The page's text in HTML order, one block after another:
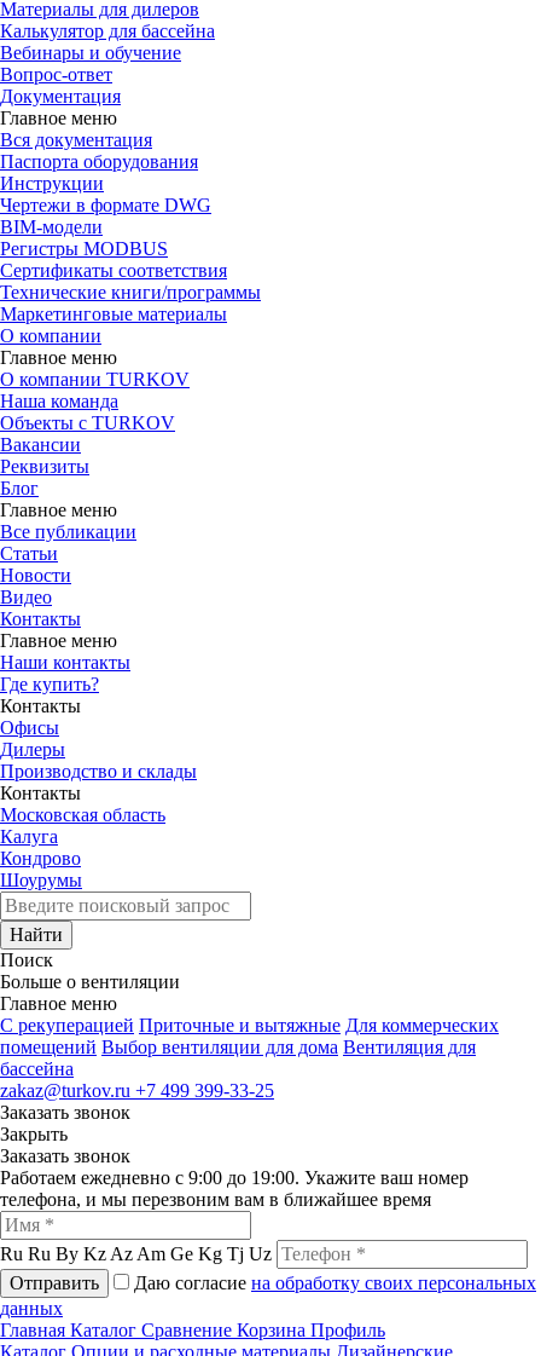
Материалы для дилеров
Калькулятор для бассейна
Вебинары и обучение
Вопрос-ответ
Документация
Главное меню
Вся документация
Паспорта оборудования
Инструкции
Чертежи в формате DWG
BIM-модели
Регистры MODBUS
Сертификаты соответствия
Технические книги/программы
Маркетинговые материалы
О компании
Главное меню
О компании TURKOV
Наша команда
Объекты с TURKOV
Вакансии
Реквизиты
Блог
Главное меню
Все публикации
Статьи
Новости
Видео
Контакты
Главное меню
Наши контакты
Где купить?
Контакты
Офисы
Дилеры
Производство и склады
Контакты
Московская область
Калуга
Кондрово
Шоурумы
Найти
Поиск
Больше о вентиляции
Главное меню
C рекуперацией Приточные и вытяжные Для коммерческих
помещений Выбор вентиляции для дома Вентиляция для
бассейна
zakaz@turkov.ru +7 499 399-33-25
Заказать звонок
Закрыть
Заказать звонок
Работаем ежедневно с 9:00 до 19:00. Укажите ваш номер
телефона, и мы перезвоним вам в ближайшее время
Ru Ru By Kz Az Am Ge Kg Tj Uz
Отправить
Даю согласие на обработку своих персональных
данных
Главная Каталог Сравнение Корзина Профиль
Каталог Опции и расходные материалы Дизайнерские